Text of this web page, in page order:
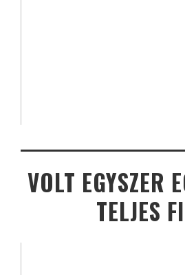
VOLT EGYSZER
TELJES